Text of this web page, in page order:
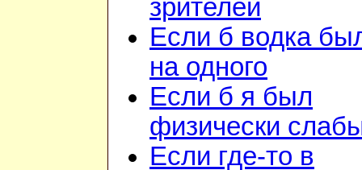
зрителей
Если б водка
на одного
Если б я был
физически
Если где-то в